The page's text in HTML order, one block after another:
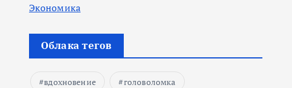
Экономика
Облака тегов
вдохновение
головоломка